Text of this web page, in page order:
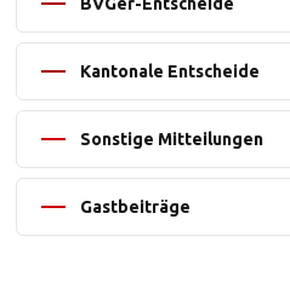
Kantonale Entscheide
Sonstige Mitteilungen
Gastbeiträge